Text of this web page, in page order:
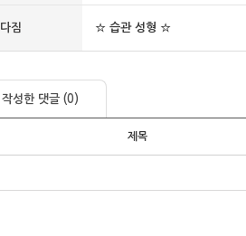
다짐 ☆ 습관 성형 ☆
작성한 댓글 (0)
제목